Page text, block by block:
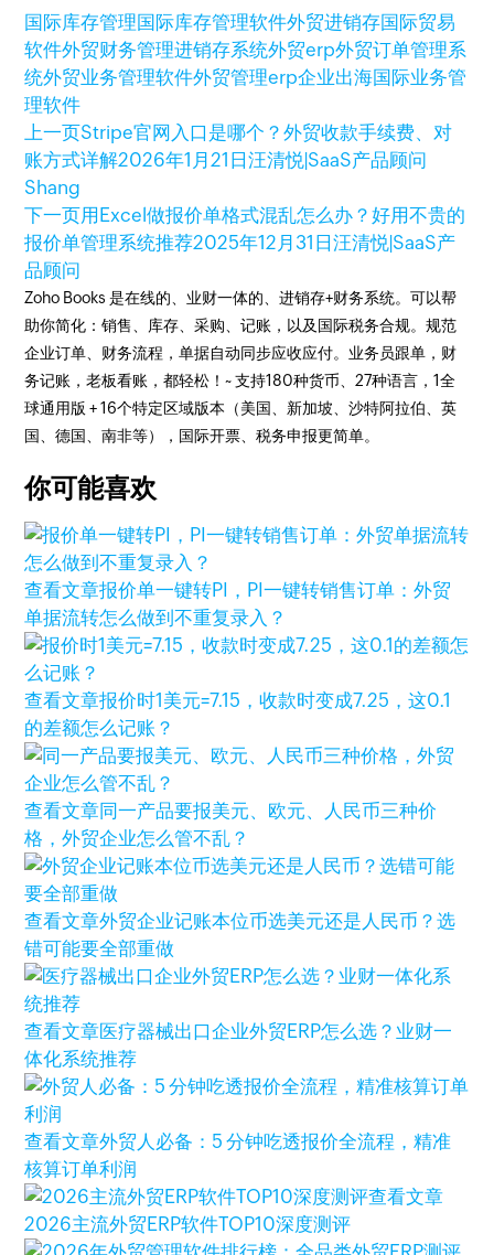
国际库存管理国际库存管理软件外贸进销存国际贸易
软件外贸财务管理进销存系统外贸erp外贸订单管理系
统外贸业务管理软件外贸管理erp企业出海国际业务管
理软件
上一页Stripe官网入口是哪个？外贸收款手续费、对
账方式详解2026年1月21日汪清悦|SaaS产品顾问
Shang
下一页用Excel做报价单格式混乱怎么办？好用不贵的
报价单管理系统推荐2025年12月31日汪清悦|SaaS产
品顾问
Zoho Books 是在线的、业财一体的、进销存+财务系统。可以帮
助你简化：销售、库存、采购、记账，以及国际税务合规。规范
企业订单、财务流程，单据自动同步应收应付。业务员跟单，财
务记账，老板看账，都轻松！~ 支持180种货币、27种语言，1全
球通用版 + 16个特定区域版本（美国、新加坡、沙特阿拉伯、英
国、德国、南非等），国际开票、税务申报更简单。
你可能喜欢
查看文章报价单一键转PI，PI一键转销售订单：外贸
单据流转怎么做到不重复录入？
查看文章报价时1美元=7.15，收款时变成7.25，这0.1
的差额怎么记账？
查看文章同一产品要报美元、欧元、人民币三种价
格，外贸企业怎么管不乱？
查看文章外贸企业记账本位币选美元还是人民币？选
错可能要全部重做
查看文章医疗器械出口企业外贸ERP怎么选？业财一
体化系统推荐
查看文章外贸人必备：5 分钟吃透报价全流程，精准
核算订单利润
查看文章
2026主流外贸ERP软件TOP10深度测评